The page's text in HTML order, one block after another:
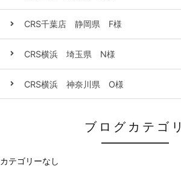
CRS千葉店 静岡県 F様
CRS横浜 埼玉県 N様
CRS横浜 神奈川県 O様
ブログカテゴリ
カテゴリーなし